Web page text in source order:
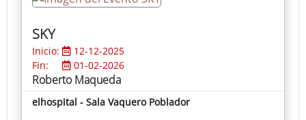
SKY
Inicio:
12-12-2025
Fin:
01-02-2026
Roberto Maqueda
elhospital - Sala Vaquero Poblador